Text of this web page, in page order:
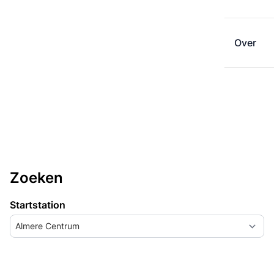
Over
Zoeken
Startstation
Almere Centrum